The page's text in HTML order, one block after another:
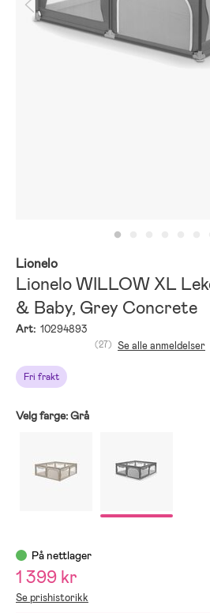
Lionelo
Lionelo WILLOW XL
& Baby, Grey Concrete
Art: 10294893
Fri frakt
(27) Se alle anmeldelser
Velg farge:Grå
På nettlager
1 399 kr
Se prishistorikk